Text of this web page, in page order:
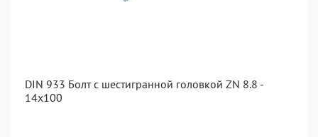
DIN 933 Болт с шестигранной головкой ZN 8.8 -
14x100